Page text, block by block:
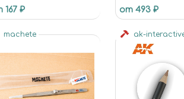
167 ₽ от 493 ₽
machete ak-